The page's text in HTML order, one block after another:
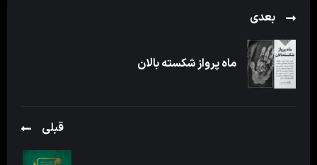
بعدی
ماه پرواز شکسته بالان
قبلی